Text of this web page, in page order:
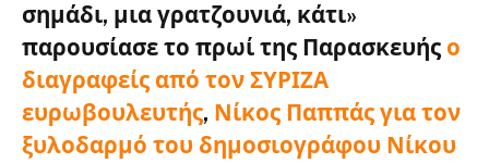
σημάδι, μια γρατζουνιά, κάτι»
παρουσίασε το πρωί της Παρασκευής ο
διαγραφείς από τον ΣΥΡΙΖΑ
ευρωβουλευτής, Νίκος Παππάς για τον
ξυλοδαρμό του δημοσιογράφου Νίκου